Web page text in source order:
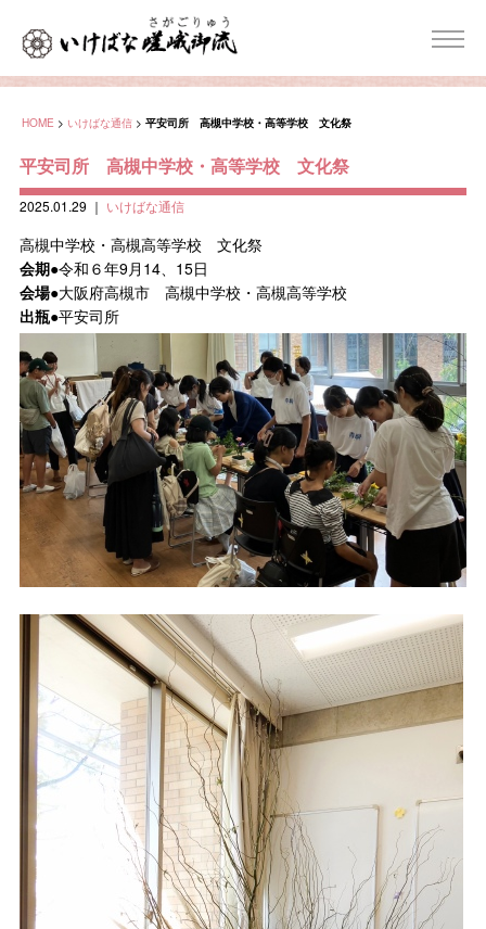
HOME > いけばな通信 > 平安司所 高槻中学校・高等学校 文化祭
平安司所 高槻中学校・高等学校 文化祭
2025.01.29 ｜ いけばな通信
高槻中学校・高槻高等学校 文化祭
会期●令和６年9月14、15日
会場●大阪府高槻市 高槻中学校・高槻高等学校
出瓶●平安司所